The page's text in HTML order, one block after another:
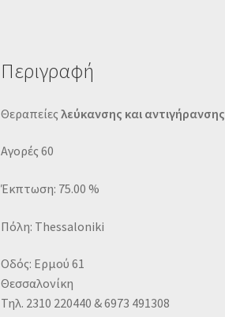
Περιγραφή
Θεραπείες λεύκανσης και αντιγήρανσης
Αγορές 60
Έκπτωση: 75.00 %
Πόλη: Thessaloniki
Οδός: Ερμού 61
Θεσσαλονίκη
Τηλ. 2310 220440 & 6973 491308